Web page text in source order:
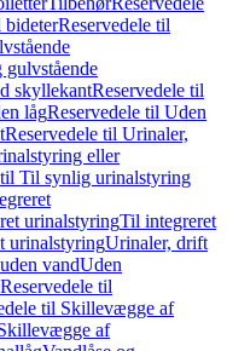
Reservedele til
skyllekantReservedele til
lågReservedele til Uden
Reservedele til Urinaler,
eller
til Til synlig urinalstyring
urinalstyringTil integreret
urinalstyringUrinaler, drift
vandUden
Reservedele til
til Skillevægge af
af